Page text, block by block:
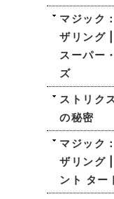
マジック
ザリング
スーパー
ズ
ストリク
の秘密
マジック
ザリング
ント ター